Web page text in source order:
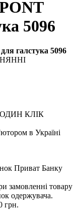
5096
галстука 5096
КЛІК
в Україні
Приват Банку
замовленні товару
одержувача.
грн.